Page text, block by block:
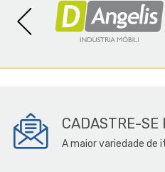
CADASTRE-SE
A maior variedade de